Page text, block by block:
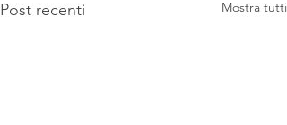
Post recenti Mostra tutti